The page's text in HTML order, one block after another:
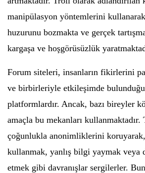
manipülasyon yöntemlerini
huzurunu bozmakta ve gerçek
kargaşa ve hoşgörüsüzlük
Forum siteleri, insanların fikirlerini
ve birbirleriyle etkileşimde
platformlardır. Ancak, bazı bireyler
amaçla bu mekanları kullanmaktadır.
çoğunlukla anonimliklerini
kullanmak, yanlış bilgi yaymak veya
etmek gibi davranışlar sergilerler.